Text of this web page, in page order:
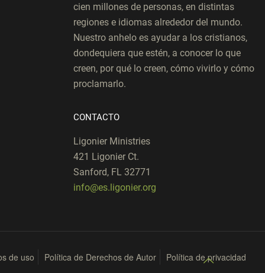
cien millones de personas, en distintas
regiones e idiomas alrededor del mundo.
Nuestro anhelo es ayudar a los cristianos,
dondequiera que estén, a conocer lo que
creen, por qué lo creen, cómo vivirlo y cómo
proclamarlo.
CONTACTO
Ligonier Ministries
421 Ligonier Ct.
Sanford, FL 32771
info@es.ligonier.org
de uso Política de Derechos de Autor Política de privacidad